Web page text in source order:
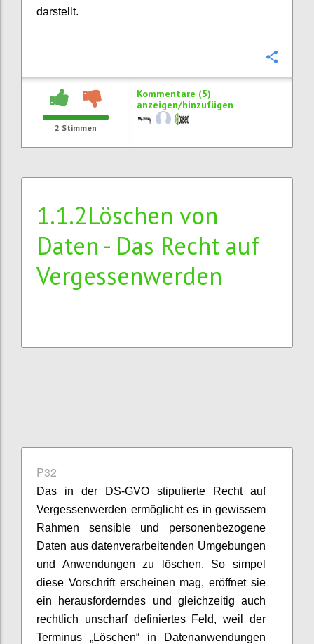
darstellt.
2 Stimmen
Kommentare (5)
anzeigen/hinzufügen
1.1.2Löschen von
Daten - Das Recht auf
Vergessenwerden
P32
Das in der DS-GVO stipulierte Recht auf
Vergessenwerden ermöglicht es in gewissem
Rahmen sensible und personenbezogene
Daten aus datenverarbeitenden Umgebungen
und Anwendungen zu löschen. So simpel
diese Vorschrift erscheinen mag, eröffnet sie
ein herausforderndes und gleichzeitig auch
rechtlich unscharf definiertes Feld, weil der
Terminus „Löschen“ in Datenanwendungen